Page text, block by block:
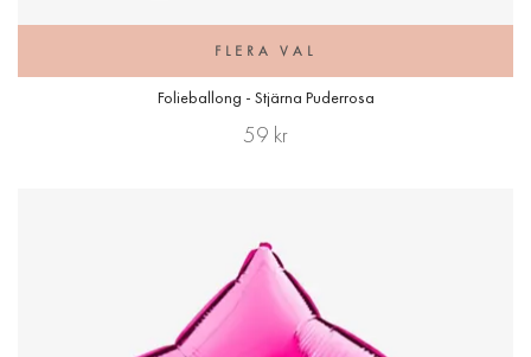
FLERA VAL
Folieballong - Stjärna Puderrosa
59 kr